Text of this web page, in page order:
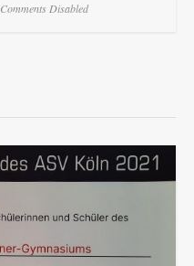
Comments Disabled